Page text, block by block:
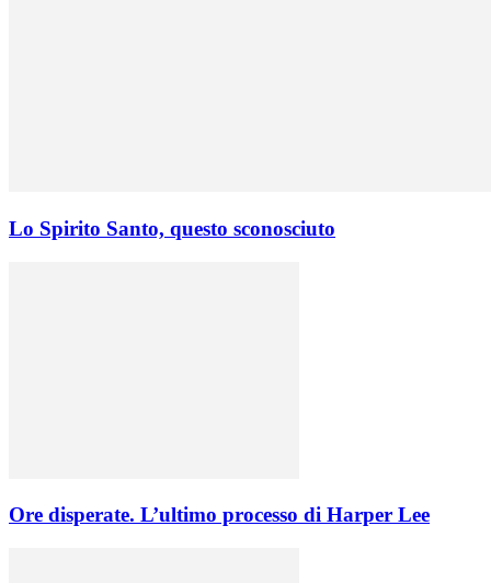
Lo Spirito Santo, questo sconosciuto
Ore disperate. L’ultimo processo di Harper Lee